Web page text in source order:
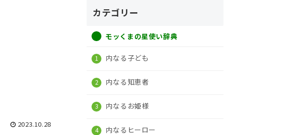
2023.10.28
カテゴリー
モッくまの星使い辞典
内なる子ども
内なる知恵者
内なるお姫様
内なるヒーロー